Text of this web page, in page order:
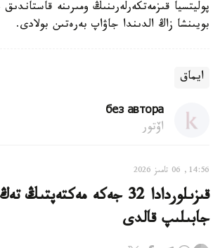
پوليتسيا قىزمەتكەرلەرىنىڭ ومىرىنە
بويىنشا زاڭ الدىندا جاۋاپ بەرەتىن بولادى.
ايماق
без автора
اۆتور
14:56, 06 تامىز 2026
قىزىلوردادا 32 جەكە
جابىلىپ قالدى